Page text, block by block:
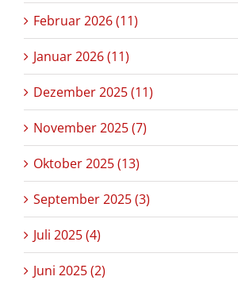
Februar 2026 (11)
Januar 2026 (11)
Dezember 2025 (11)
November 2025 (7)
Oktober 2025 (13)
September 2025 (3)
Juli 2025 (4)
Juni 2025 (2)